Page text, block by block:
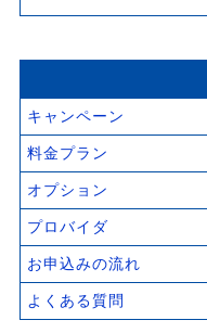
キャンペーン
料金プラン
オプション
プロバイダ
お申込みの流れ
よくある質問